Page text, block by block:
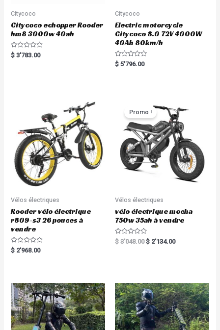
Citycoco
Citycoco echopper Rooder
hm8 3000w 40ah
R
a
$ 3'783.00
Citycoco
Electric motorcycle
Citycoco 8.0 72V 4000W
40Ah 80km/h
R
a
$ 5'796.00
Vélos électriques
Rooder vélo électrique
r809-s3 26 pouces à
vendre
R
a
o
u
t
o
f
5
$ 2'968.00
Promo !
Vélos électriques
vélo électrique mocha
750w 35ah à vendre
R
a
t
o
f
5
$3'048.00 $ 2'134.00